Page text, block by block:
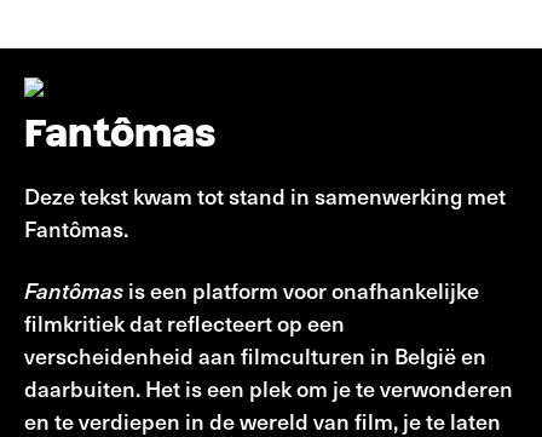
Fantômas
Deze tekst kwam tot stand in samenwerking met
Fantômas.
Fantômas is een platform voor onafhankelijke
filmkritiek dat reflecteert op een
verscheidenheid aan filmculturen in België en
daarbuiten. Het is een plek om je te verwonderen
en te verdiepen in de wereld van film, je te laten